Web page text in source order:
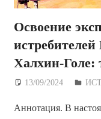
Освоение
Халхин-Голе:
13/09/2024
Аннотация. В